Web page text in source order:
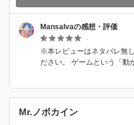
Mansalvaの感想・評価
-
※本レビューはネタバレ無
ださい。 ゲームという「動
Mr.ノボカイン